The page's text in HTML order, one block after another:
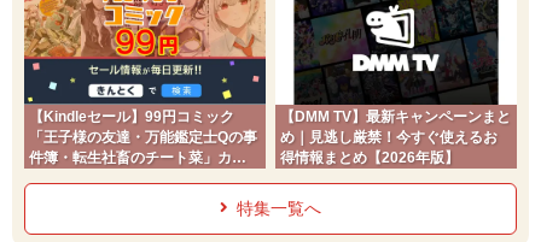
【Kindleセール】99円コミック
「王子様の友達・万能鑑定士Qの事
件簿・転生社畜のチート菜」カド
【DMM TV】最新キャンペーンまと
め｜見逃し厳禁！今すぐ使えるお
得情報まとめ【2026年版】
特集一覧へ